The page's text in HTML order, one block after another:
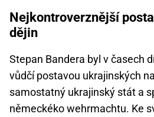
Nejkontroverznější
dějin
Stepan Bandera byl v časech
vůdčí postavou ukrajinských
samostatný ukrajinský stát a
německéko wehrmachtu. Ke